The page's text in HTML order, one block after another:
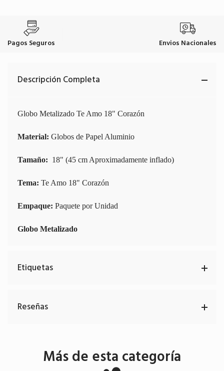
Pagos Seguros Envios Nacionales
Descripción Completa
Globo Metalizado Te Amo 18" Corazón
Material: Globos de Papel Aluminio
Tamaño: 18" (45 cm Aproximadamente inflado)
Tema: Te Amo 18" Corazón
Empaque: Paquete por Unidad
Globo Metalizado
Etiquetas
Reseñas
Más de esta categoría